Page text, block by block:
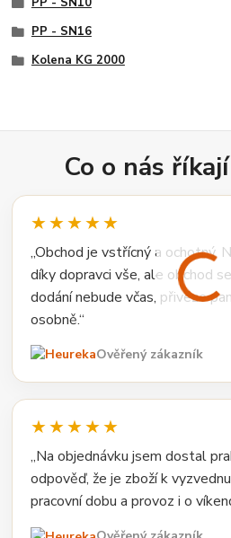
PP - SN16
Kolena KG 2000
Co o nás
★★★★★
„Obchod je vstřícný a ochotný.
díky dopravci vše, ale obchod
dodání nebude včas, přiveze
osobně.“
Ověřený zákazník
★★★★★
„Na objednávku jsem dostal
odpověď, že je zboží k
pracovní dobu a provoz i o